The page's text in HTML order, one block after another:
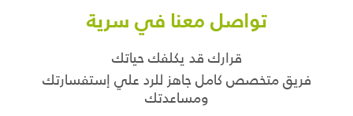
تواصل معنا في سرية
قرارك قد يكلفك حياتك
فريق متخصص كامل جاهز للرد علي إستفسارتك
ومساعدتك